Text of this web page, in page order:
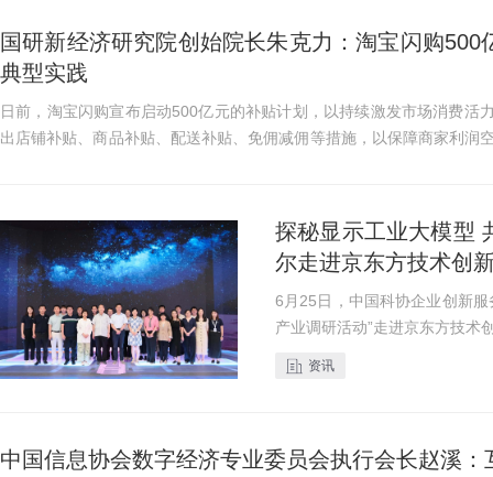
国研新经济研究院创始院长朱克力：淘宝闪购
典型实践
日前，淘宝闪购宣布启动500亿元的补贴计划，以持续激发市场消费活
出店铺补贴、商品补贴、配送补贴、免佣减佣等措施，以保障商家利润
探秘显示工业大模型
尔走进京东方技术创
6月25日，中国科协企业创新
产业调研活动”走进京东方技术
解国家半导体显示产...
资讯
中国信息协会数字经济专业委员会执行会长赵溪